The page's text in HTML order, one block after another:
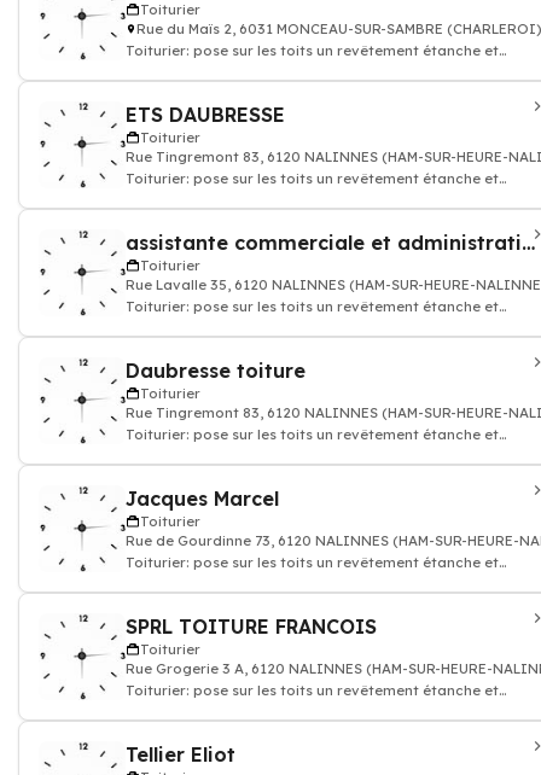
Toiturier
Rue du Maïs 2, 6031 MONCEAU-SUR-SAMBRE (CHARLEROI)
Toiturier: pose sur les toits un revêtement étanche et
ETS DAUBRESSE
Toiturier
Rue Tingremont 83, 6120 NALINNES (HAM-SUR-HEURE-
Toiturier: pose sur les toits un revêtement étanche et
assistante commerciale et administrative
Toiturier
Rue Lavalle 35, 6120 NALINNES (HAM-SUR-HEURE-
Toiturier: pose sur les toits un revêtement étanche et
Daubresse toiture
Toiturier
Rue Tingremont 83, 6120 NALINNES (HAM-SUR-HEURE-
Toiturier: pose sur les toits un revêtement étanche et
Jacques Marcel
Toiturier
Rue de Gourdinne 73, 6120 NALINNES (HAM-SUR-HEURE-
Toiturier: pose sur les toits un revêtement étanche et
SPRL TOITURE FRANCOIS
Toiturier
Rue Grogerie 3 A, 6120 NALINNES (HAM-SUR-HEURE-
Toiturier: pose sur les toits un revêtement étanche et
Tellier Eliot